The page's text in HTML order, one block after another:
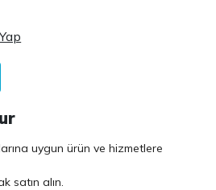
uygun ürün ve hizmetlere
satın alın.